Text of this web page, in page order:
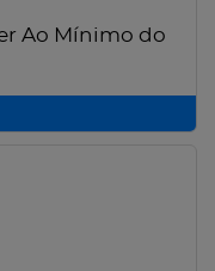
Ao Mínimo do